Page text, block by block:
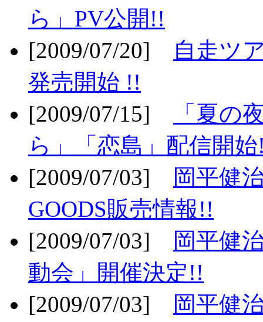
ら」PV公開!!
[2009/07/20]
自走ツ
発売開始 !!
[2009/07/15]
「夏の
ら」「恋島」配信開
[2009/07/03]
岡平健
GOODS販売情報!!
[2009/07/03]
岡平健
動会」開催決定!!
[2009/07/03]
岡平健